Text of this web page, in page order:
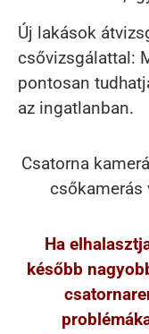
Új lakások
csővizsgálattal:
pontosan
az ingatlanban.
Csatorna
csőkamerás
Ha
később